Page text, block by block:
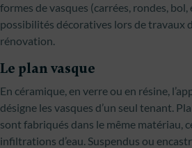
formes de vasques (carrées, rondes,
possibilités décoratives lors de travaux
rénovation.
Le plan vasque
En céramique, en verre ou en résine,
désigne les vasques d’un seul tenant.
sont fabriqués dans le même matériau,
infiltrations d’eau. Suspendus ou